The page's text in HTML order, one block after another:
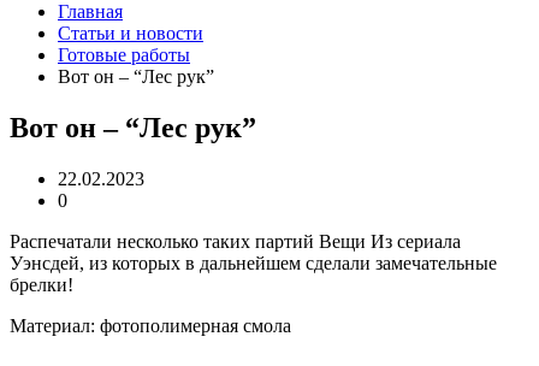
Главная
Статьи и новости
Готовые работы
Вот он – “Лес рук”
Вот он – “Лес рук”
22.02.2023
0
Распечатали несколько таких партий Вещи Из сериала
Уэнсдей, из которых в дальнейшем сделали замечательные
брелки!
Материал: фотополимерная смола